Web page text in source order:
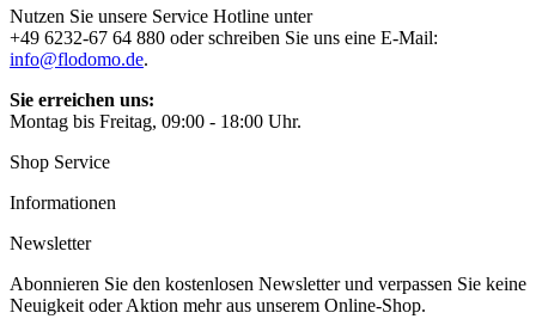
Nutzen Sie unsere Service Hotline unter
+49 6232-67 64 880 oder schreiben Sie uns eine E-Mail:
info@flodomo.de.
Sie erreichen uns:
Montag bis Freitag, 09:00 - 18:00 Uhr.
Shop Service
Informationen
Newsletter
Abonnieren Sie den kostenlosen Newsletter und verpassen Sie keine
Neuigkeit oder Aktion mehr aus unserem Online-Shop.